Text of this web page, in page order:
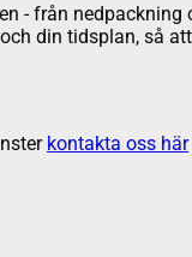
- från
din tidsplan, så
kontakta oss här